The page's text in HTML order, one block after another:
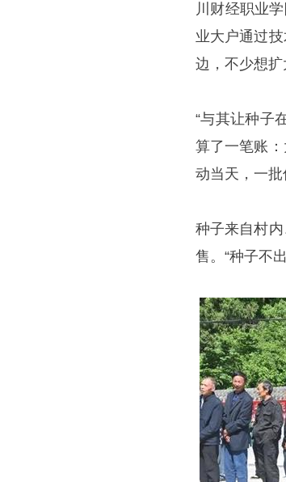
川财经职业
业大户通过
边，不少想扩
“与其让种子
算了一笔账
动当天，一批
种子来自村
售。“种子不